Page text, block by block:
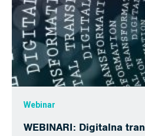
Webinar
WEBINARI: Digitalna